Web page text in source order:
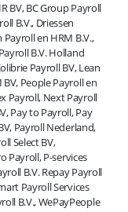
BV, BC Group Payroll
B.V., Driessen
en HRM B.V.,
B.V. Holland
Payroll BV, Lean
BV, People Payroll en
Payroll, Next Payroll
Pay to Payroll, Pay
Payroll Nederland,
Select BV,
Payroll, P-services
B.V. Repay Payroll
Payroll Services
B.V., WePayPeople